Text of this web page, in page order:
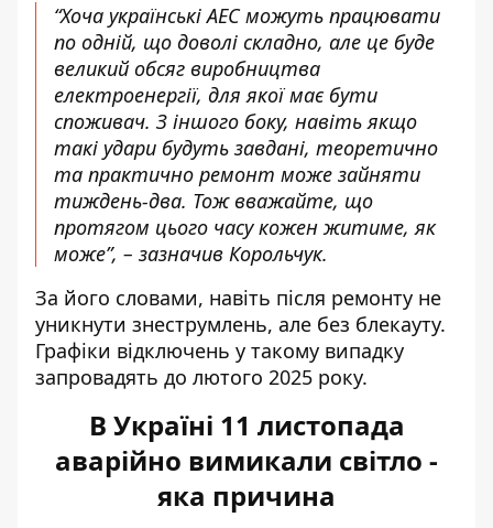
“Хоча українські АЕС можуть працювати
по одній, що доволі складно, але це буде
великий обсяг виробництва
електроенергії, для якої має бути
споживач. З іншого боку, навіть якщо
такі удари будуть завдані, теоретично
та практично ремонт може зайняти
тиждень-два. Тож вважайте, що
протягом цього часу кожен житиме, як
може”, – зазначив Корольчук.
За його словами, навіть після ремонту не
уникнути знеструмлень, але без блекауту.
Графіки відключень у такому випадку
запровадять до лютого 2025 року.
В Україні 11 листопада
аварійно вимикали світло -
яка причина